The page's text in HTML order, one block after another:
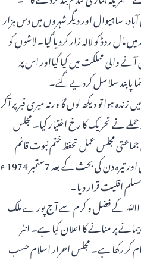
ساہیوال اور دیگر شہروں میں دس ہزار
روڈ کو لالہ زار کردیا گیا۔ لاشوں کو
آنے والی مملکت میں کیا گیااور اس پر
پابند سلاسل کردیے گئے۔
ہوا تو دیکھ لوں گا ورنہ میری قبر پر آکر
طلبہ پر حملے نے تحریک کا رخ اختیار کیا۔ مجلس
مجلس عمل تحفظ ختم نبوت قائم
ہوئی۔ تمام مکاتب فکر کی مشترکہ جدوجہد اور شہدائے ختم نبوت و احرار کی قربانیاں رنگ لائیں اور تیرہ دن کی بحث کے بعد 7ستمبر 1974 ء
اقلیت قرار دیا۔
جو اﷲ کے فضل و کرم سے آج پورے ملک
عالمی مجلس تحفظ ختم نبوت نے امسال 7 ستمبر کو بڑے پیمانے پر منانے کا اعلان کیا ہے۔ انٹر
کانفرنس کا اہتمام کر رکھا ہے۔ مجلس احرار اسلام حسب